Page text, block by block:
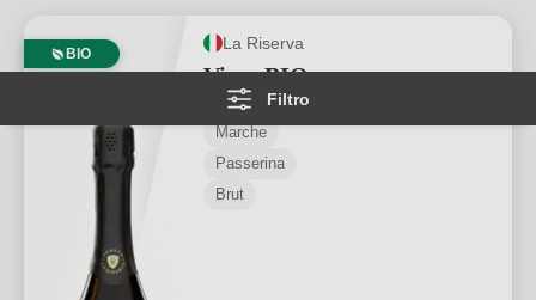
Filtro
BIO
La Riserva
Vives BIO
Marche
Passerina
Brut